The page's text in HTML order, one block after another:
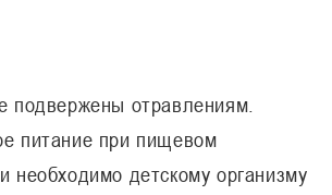
подвержены отравлениям.
питание при пищевом
необходимо детскому организму